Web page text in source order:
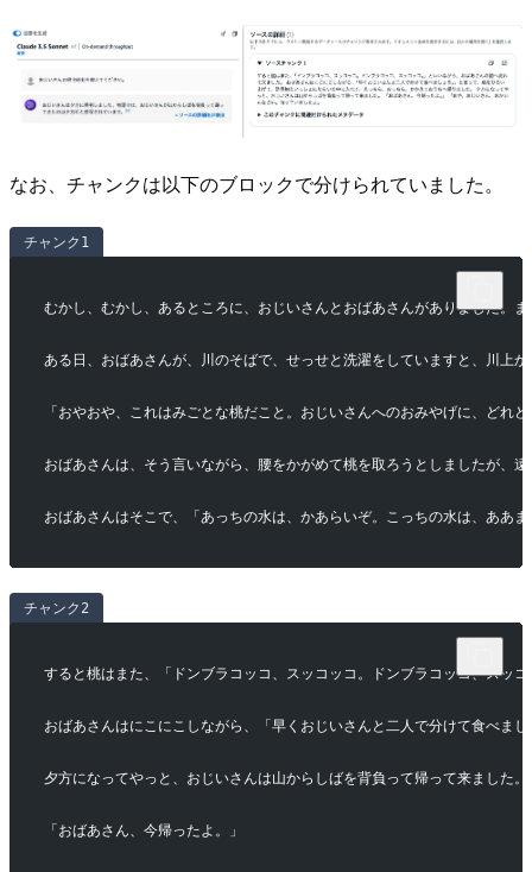
なお、チャンクは以下のブロックで分けられていました。
チャンク1
むかし、むかし、あるところに、おじいさんとおばあさんがありました。
ある日、おばあさんが、川のそばで、せっせと洗濯をしていますと、川上
「おやおや、これはみごとな桃だこと。おじいさんへのおみやげに、どれ
おばあさんは、そう言いながら、腰をかがめて桃を取ろうとしましたが、
おばあさんはそこで、「あっちの水は、かあらいぞ。こっちの水は、ああ
チャンク2
すると桃はまた、「ドンブラコッコ、スッコッコ。ドンブラコッコ、スッ
おばあさんはにこにこしながら、「早くおじいさんと二人で分けて食べま
夕方になってやっと、おじいさんは山からしばを背負って帰って来ました。
「おばあさん、今帰ったよ。」